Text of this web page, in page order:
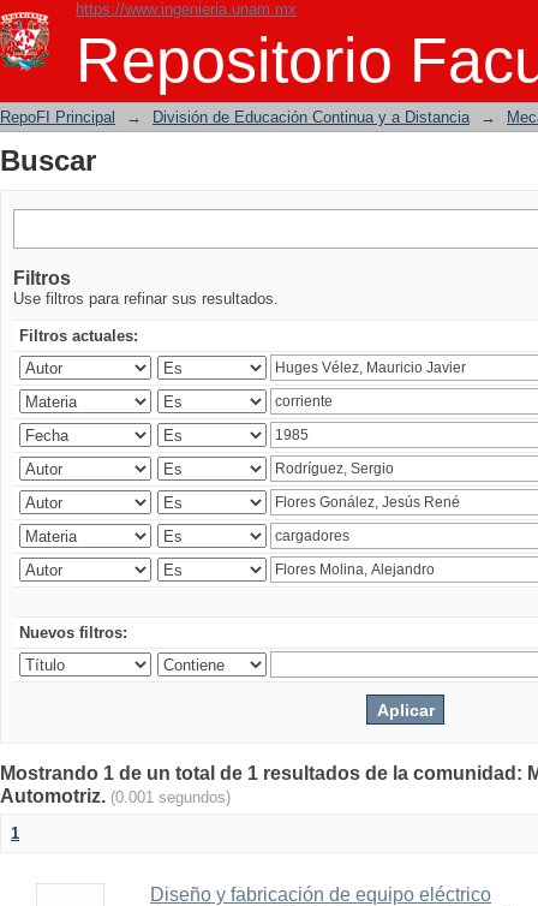
https://www.ingenieria.unam.mx
Repositorio
Buscar
RepoFI Principal → División de Educación Continua y a Distancia →
Buscar
Filtros
Use filtros para refinar sus resultados.
Filtros actuales:
Nuevos filtros:
Mostrando 1 de un total de 1 resultados de la comunidad:
Automotriz. (0.001 segundos)
1
Diseño y fabricación de equipo eléctrico